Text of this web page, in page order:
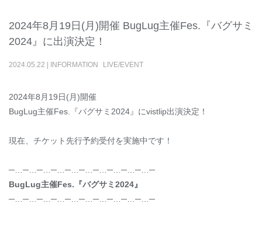
2024年8月19日(月)開催 BugLug主催Fes.『バグサミ
2024』に出演決定！
2024.05.22 INFORMATION LIVE/EVENT
2024年8月19日(月)開催
BugLug主催Fes.『バグサミ2024』にvistlip出演決定！
現在、チケット先行予約受付を実施中です！
─…─…─…─…─…─…─…─…─…─…─
BugLug主催Fes.『バグサミ2024』
─…─…─…─…─…─…─…─…─…─…─